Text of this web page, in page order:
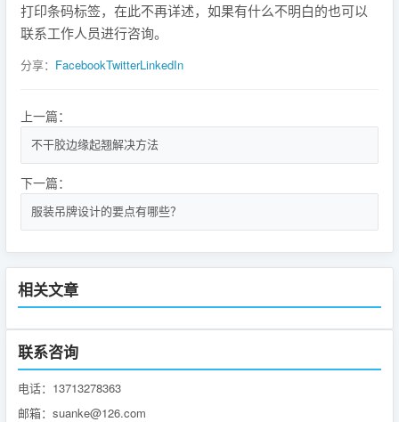
打印条码标签，在此不再详述，如果有什么不明白的也可以
联系工作人员进行咨询。
分享： FacebookTwitterLinkedIn
上一篇：
不干胶边缘起翘解决方法
下一篇：
服装吊牌设计的要点有哪些？
相关文章
联系咨询
电话：13713278363
邮箱：suanke@126.com